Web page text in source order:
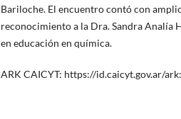
Bariloche. El encuentro contó con
reconocimiento a la Dra. Sandra Analía
en educación en química.
ARK CAICYT: https://id.caicyt.gov.ar/